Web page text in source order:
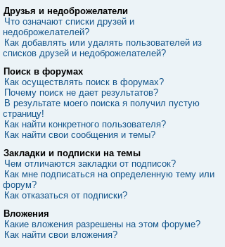
Друзья и недоброжелатели
Что означают списки друзей и
недоброжелателей?
Как добавлять или удалять пользователей из
списков друзей и недоброжелателей?
Поиск в форумах
Как осуществлять поиск в форумах?
Почему поиск не дает результатов?
В результате моего поиска я получил пустую
страницу!
Как найти конкретного пользователя?
Как найти свои сообщения и темы?
Закладки и подписки на темы
Чем отличаются закладки от подписок?
Как мне подписаться на определенную тему или
форум?
Как отказаться от подписки?
Вложения
Какие вложения разрешены на этом форуме?
Как найти свои вложения?